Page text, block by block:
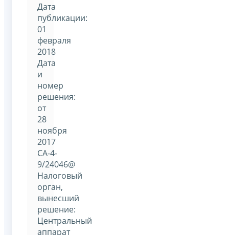
Дата
публикации:
01
февраля
2018
Дата
и
номер
решения:
от
28
ноября
2017
СА-4-
9/24046@
Налоговый
орган,
вынесший
решение:
Центральный
аппарат